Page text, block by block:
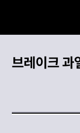
브레이크 과